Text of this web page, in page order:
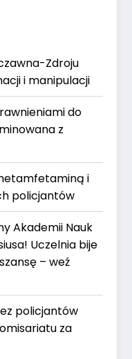
Zdroju
i manipulacji
do
z
i
policjantów
Akademii Nauk
Uczelnia bije
– weź
policjantów
za